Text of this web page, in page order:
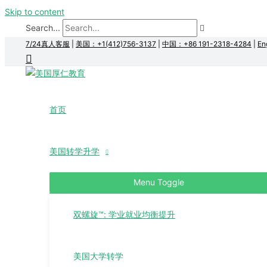
Skip to content
Search...
7/24真人客服 美国：+1(412)756-3137 中国：+86 191-2318-4284
首页
美国转学升学
Menu Toggle
双螺旋™: 学业就业均衡提升
美国大学转学